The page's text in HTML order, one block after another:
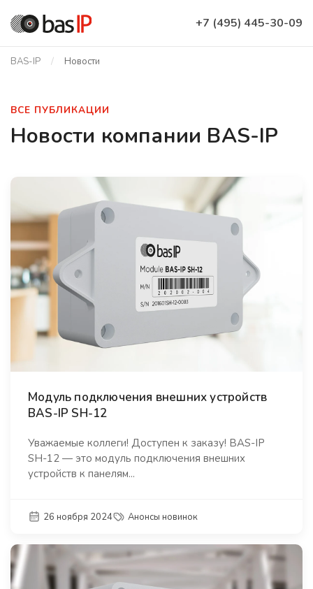
+7 (495) 445-30-09
BAS-IP Новости
ВСЕ ПУБЛИКАЦИИ
Новости компании BAS-IP
Модуль подключения внешних устройств
BAS-IP SH-12
Уважаемые коллеги! Доступен к заказу! BAS-IP
SH-12 — это модуль подключения внешних
устройств к панелям...
26 ноября 2024 Анонсы новинок